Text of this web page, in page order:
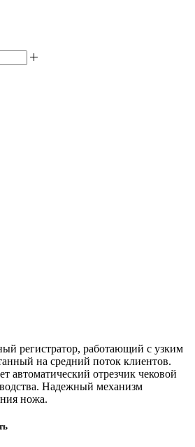
регистратор, работающий с узким
на средний поток клиентов.
автоматический отрезчик чековой
Надежный механизм
ножа.